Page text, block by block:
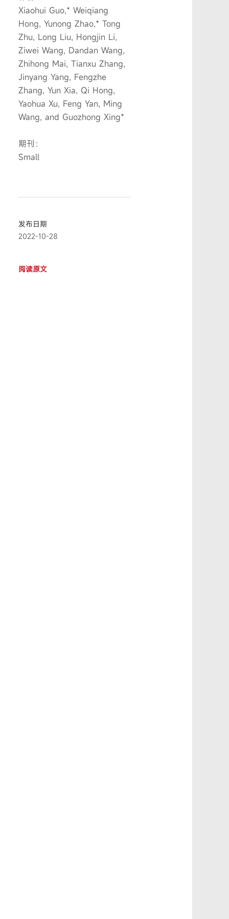
Xiaohui Guo,* Weiqiang
Hong, Yunong Zhao,* Tong
Zhu, Long Liu, Hongjin Li,
Ziwei Wang, Dandan Wang,
Zhihong Mai, Tianxu Zhang,
Jinyang Yang, Fengzhe
Zhang, Yun Xia, Qi Hong,
Yaohua Xu, Feng Yan, Ming
Wang, and Guozhong Xing*
期刊：
Small
发布日期
2022-10-28
阅读原文